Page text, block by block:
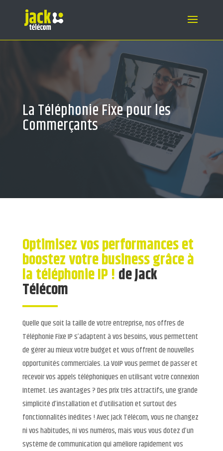
La Téléphonie Fixe pour les
Commerçants
Optimisez vos performances et
boostez votre business grâce à
la téléphonie IP ! de Jack
Télécom
Quelle que soit la taille de votre entreprise, nos offres de
Téléphonie Fixe IP s’adaptent à vos besoins, vous permettent
de gérer au mieux votre budget et vous offrent de nouvelles
opportunités commerciales. La VoIP vous permet de passer et
recevoir vos appels téléphoniques en utilisant votre connexion
Internet. Les avantages ? Des prix très attractifs, une grande
simplicité d’installation et d’utilisation et surtout des
fonctionnalités inédites ! Avec Jack Télécom, vous ne changez
ni vos habitudes, ni vos numéros, mais vous vous dotez d’un
système de communication qui améliore rapidement vos